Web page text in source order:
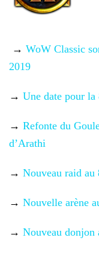
→ WoW Classic
2019
→ Une date pour la
→ Refonte du
d’Arathi
→ Nouveau raid au
→ Nouvelle arène
→ Nouveau donjon